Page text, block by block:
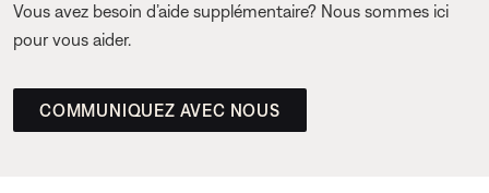
Vous avez besoin d’aide supplémentaire? Nous sommes ici
pour vous aider.
COMMUNIQUEZ AVEC NOUS